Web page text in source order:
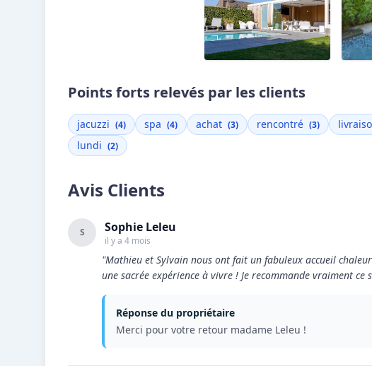
Points forts relevés par les clients
jacuzzi (4) spa (4) achat (3) rencontré (3)
lundi (2)
Avis Clients
S Sophie Leleu
il y a 4 mois
"Mathieu et Sylvain nous ont fait un fabuleux accueil
une sacrée expérience à vivre ! Je recommande vraiment ce
Réponse du propriétaire
Merci pour votre retour madame Leleu !